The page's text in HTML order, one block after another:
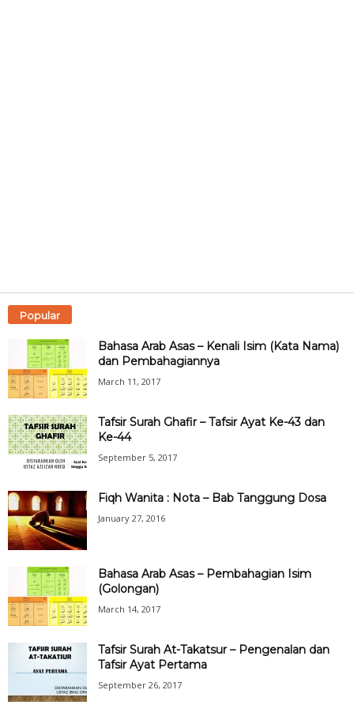
Popular
Bahasa Arab Asas – Kenali Isim (Kata Nama)
dan Pembahagiannya
March 11, 2017
Tafsir Surah Ghafir – Tafsir Ayat Ke-43 dan
Ke-44
September 5, 2017
Fiqh Wanita : Nota – Bab Tanggung Dosa
January 27, 2016
Bahasa Arab Asas – Pembahagian Isim
(Golongan)
March 14, 2017
Tafsir Surah At-Takatsur – Pengenalan dan
Tafsir Ayat Pertama
September 26, 2017